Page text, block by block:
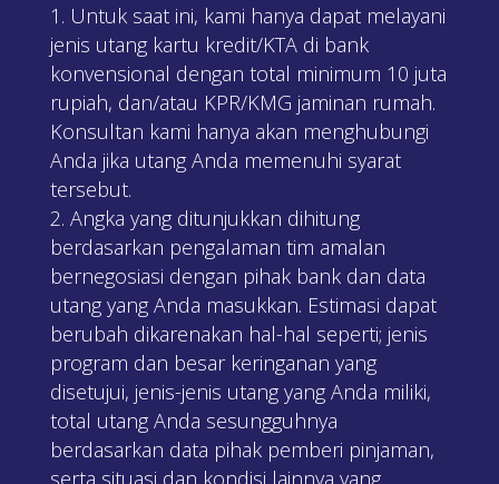
Untuk saat ini, kami hanya dapat melayani
jenis utang kartu kredit/KTA di bank
konvensional dengan total minimum 10 juta
rupiah, dan/atau KPR/KMG jaminan rumah.
Konsultan kami hanya akan menghubungi
Anda jika utang Anda memenuhi syarat
tersebut.
Angka yang ditunjukkan dihitung
berdasarkan pengalaman tim amalan
bernegosiasi dengan pihak bank dan data
utang yang Anda masukkan. Estimasi dapat
berubah dikarenakan hal-hal seperti; jenis
program dan besar keringanan yang
disetujui, jenis-jenis utang yang Anda miliki,
total utang Anda sesungguhnya
berdasarkan data pihak pemberi pinjaman,
serta situasi dan kondisi lainnya yang